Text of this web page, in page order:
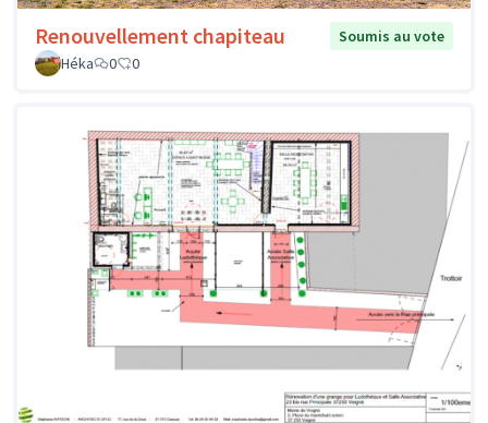
Renouvellement chapiteau
Soumis au vote
Héka
0 0